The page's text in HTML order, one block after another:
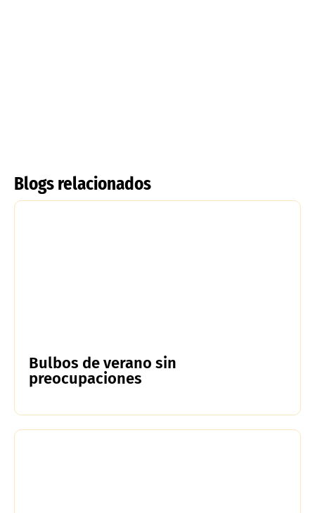
Blogs relacionados
Bulbos de verano sin
preocupaciones